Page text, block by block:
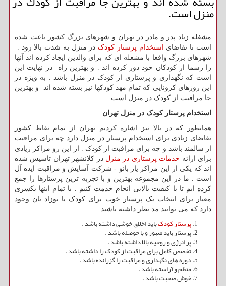
منزل است.
مشغله زیاد پدر و مادر در تهران و شهرهای بزرگ کشور باعث شده
است تا تقاضای
استخدام پرستار کودک در منزل به شدت بالا رود .
شهرهای بزرگ واقعا با مشغله ای که برای والدین ایجاد کرده اند آنها
را رسما از کودکان خود دور کرده اند . و بهترین راه در نهایت این
است که نگهداری و پرستاری از کودک در منزل باشد . به ویژه در
این روزهای کرونایی که تمام مهد کودکها نیز بسته شده اند و بهترین
جا مراقبت از کودک در منزل است .
استخدام پرستار کودک در منزل تهران
همانطور که در بالا نیز اشاره کردیم تهران از تمام نقاط کشور
تقاضای زیادی برای استخدام پرستار در منزل دارد چه برای مراقبت
از سالمند باشد و چه برای مراقبت از کودک . از این رو مراکز زیادی
برای ارائه خدمات پرستاری در منزل در کلانشهر تهران تاسیس شده
اند که یکی از این مراکز یار بانو - شرکت آسایش و مراقبت ایده آل
است . ما در این مجموعه بهترین و با تجربه ترین پرستارها را جمع
کرده ایم تا با کیفیت بالایی انجام خدمت کنیم . با تمام اینها یکسری
معیار برای انتخاب یک پرستار خوب برای کودک یا نوزاد تان وجود
دارد که می توانید مد نظر داشته باشید :
پرستار کودکباید اخلاق خوشی داشته باشد .
پرستار باید صبور و با حوصله باشد .
پر انرژی و روحیه بالا داشته باشد .
تخصص کامل برای مراقبت از کودک را داشته باشد .
دوره های نگهداری و مراقبت را گزرانده باشد .
منظم و آراسته باشد .
خوش صحبت باشد .